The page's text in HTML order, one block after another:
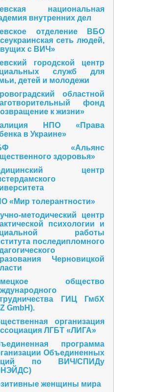
национальная
внутренних дел
отделение ВБО
сеть людей,
с ВИЧ»
городской центр
служб для
детей и молодежи
областной
фонд
к жизни»
НПО «Права
в Украине»
«Альянс
здоровья»
центр
«Мир толерантности»
методический центр
психологии и
работы
последипломного
Черновицкой
общество
ГИЦ ГмбХ
GmbH).
организация
ЛГБТ «ЛИГА»
программа
Объединенных
по ВИЧ/СПИДу
женщины мира